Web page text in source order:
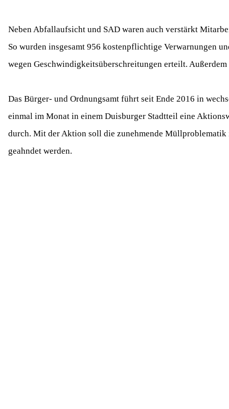
Neben Abfallaufsicht und SAD waren auch verstärkt
So wurden insgesamt 956 kostenpflichtige Verwarnungen
wegen Geschwindigkeitsüberschreitungen erteilt.
Das Bürger- und Ordnungsamt führt seit Ende 2016 in
einmal im Monat in einem Duisburger Stadtteil eine
durch. Mit der Aktion soll die zunehmende
geahndet werden.